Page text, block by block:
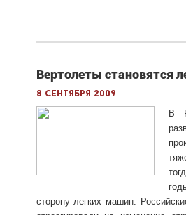
Вертолеты становятся
8 сентября 2009
В
сторону легких машин.